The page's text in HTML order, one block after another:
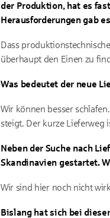
der Produktion, hat es
Herausforderungen gab
Dass
überhaupt den Einen zu
Was bedeutet der neue
Wir können besser
steigt. Der kurze Lieferweg
Neben der Suche nach
Skandinavien gestartet.
Wir sind hier noch nicht
Bislang hat sich bei